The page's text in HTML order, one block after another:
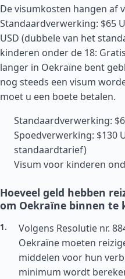
De visumkosten hangen af
Standaardverwerking: $65
USD (dubbele van het
kinderen onder de 18:
langer in Oekraïne bent
nog steeds een visum
moet u een boete betalen.
Standaardverwerking:
Spoedverwerking: $130
standaardtarief)
Visum voor kinderen
Hoeveel geld hebben
om Oekraïne binnen te
Volgens Resolutie nr.
Oekraïne moeten
middelen voor hun
minimum wordt